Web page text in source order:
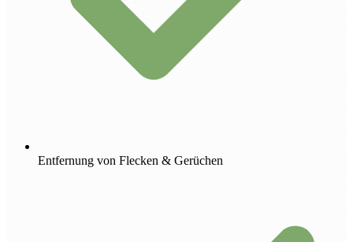
Entfernung von Flecken & Gerüchen